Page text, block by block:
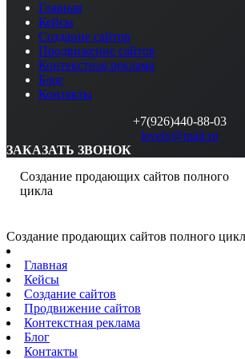
Главная
Кейсы
Создание сайтов
Продвижение сайтов
Контекстная реклама
Блог
Контакты
+7(926)440-88-03
levelx@mail.ru
ЗАКАЗАТЬ ЗВОНОК
Создание продающих сайтов полного
цикла
Создание продающих сайтов полного
Главная
Кейсы
Создание сайтов
Продвижение сайтов
Контекстная реклама
Блог
Контакты